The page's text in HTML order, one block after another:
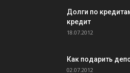
Долги по
кредит
18.07.2012
Как подарить
02.07.2012